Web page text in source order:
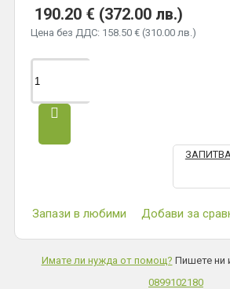
190.20 € (372.00 лв.)
Цена без ДДС: 158.50 € (310.00 лв.)
Запази в любими Добави за
Имате ли нужда от помощ? Пишете ни
0899102180